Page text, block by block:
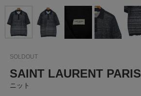
SOLDOUT
SAINT LAURENT PARIS
ニット